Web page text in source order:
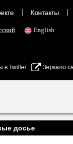
Контакты
English
в Twitter Зеркало
досье